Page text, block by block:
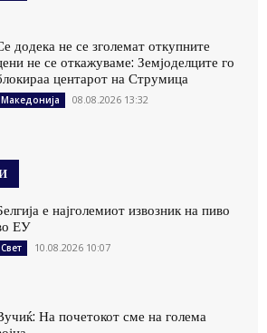
додека не се зголемат откупните
не се откажуваме: Земјоделците го
центарот на Струмица
Македонија 08.08.2026 13:32
е најголемиот извозник на пиво
ЕУ
Свет 10.08.2026 10:07
На почетокот сме на голема